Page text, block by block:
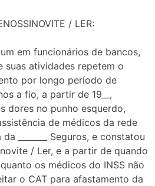
/ LER:
em funcionários de bancos,
suas atividades repetem o
por longo período de
a fio, a partir de 19__,
dores no punho esquerdo,
de médicos da rede
_______ Seguros, e constatou
/ Ler, e a partir de quando
os médicos do INSS não
o CAT para afastamento da